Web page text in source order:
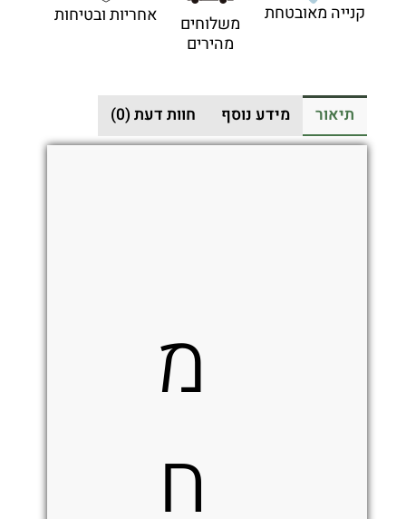
-
שחור
אפור
קנייה מאובטחת
משלוחים
מהירים
אחריות ובטיחות
תיאור מידע נוסף חוות דעת (0)
מ
ח